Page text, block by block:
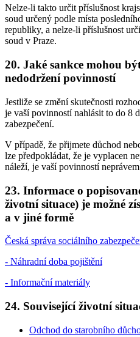
Nelze-li takto určit příslušnost
soud určený podle místa
republiky, a nelze-li příslušnost
soud v Praze.
20. Jaké sankce mohou
nedodržení povinností
Jestliže se změní skutečnosti
je vaší povinností nahlásit to do 8
zabezpečení.
V případě, že přijmete důchod
lze předpokládat, že je vyplacen
náleží, je vaší povinností
23. Informace o
životní situace) je možné
a v jiné formě
Česká správa sociálního
- Náhradní doba pojištění
- Informační materiály
24. Související životní
Odchod do starobního